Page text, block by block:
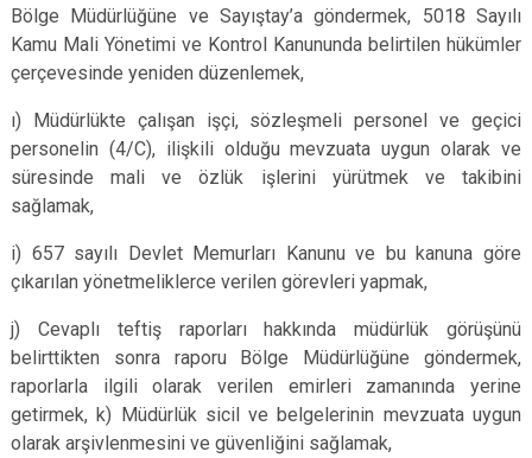
Bölge Müdürlüğüne ve Sayıştay’a göndermek, 5018 Sayılı
Kamu Mali Yönetimi ve Kontrol Kanununda belirtilen hükümler
çerçevesinde yeniden düzenlemek,
ı) Müdürlükte çalışan işçi, sözleşmeli personel ve geçici
personelin (4/C), ilişkili olduğu mevzuata uygun olarak ve
süresinde mali ve özlük işlerini yürütmek ve takibini
sağlamak,
i) 657 sayılı Devlet Memurları Kanunu ve bu kanuna göre
çıkarılan yönetmeliklerce verilen görevleri yapmak,
j) Cevaplı teftiş raporları hakkında müdürlük görüşünü
belirttikten sonra raporu Bölge Müdürlüğüne göndermek,
raporlarla ilgili olarak verilen emirleri zamanında yerine
getirmek, k) Müdürlük sicil ve belgelerinin mevzuata uygun
olarak arşivlenmesini ve güvenliğini sağlamak,